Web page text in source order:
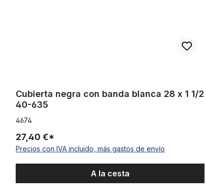
Cubierta negra con banda blanca 28 x 1 1/2
40-635
4674
27,40 €*
Precios con IVA incluido, más gastos de envío
A la cesta